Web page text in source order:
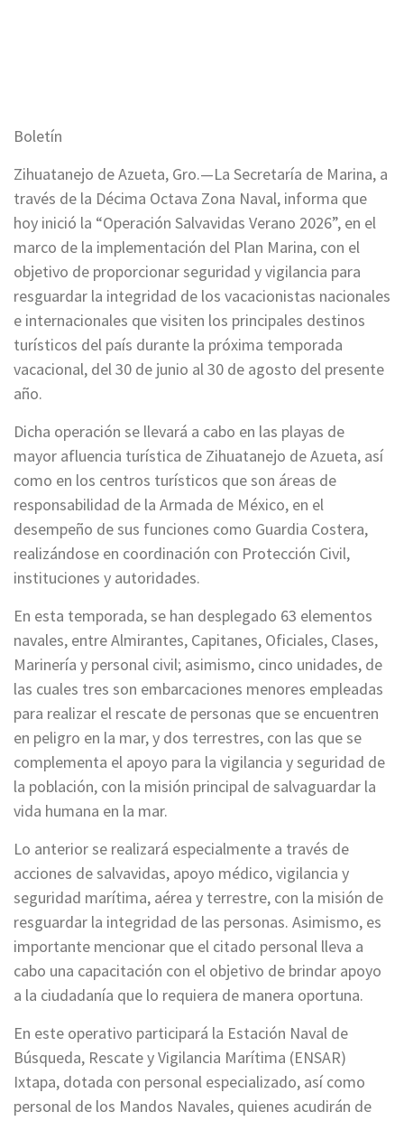
Boletín
Zihuatanejo de Azueta, Gro.—La Secretaría de Marina, a
través de la Décima Octava Zona Naval, informa que
hoy inició la “Operación Salvavidas Verano 2026”, en el
marco de la implementación del Plan Marina, con el
objetivo de proporcionar seguridad y vigilancia para
resguardar la integridad de los vacacionistas nacionales
e internacionales que visiten los principales destinos
turísticos del país durante la próxima temporada
vacacional, del 30 de junio al 30 de agosto del presente
año.
Dicha operación se llevará a cabo en las playas de
mayor afluencia turística de Zihuatanejo de Azueta, así
como en los centros turísticos que son áreas de
responsabilidad de la Armada de México, en el
desempeño de sus funciones como Guardia Costera,
realizándose en coordinación con Protección Civil,
instituciones y autoridades.
En esta temporada, se han desplegado 63 elementos
navales, entre Almirantes, Capitanes, Oficiales, Clases,
Marinería y personal civil; asimismo, cinco unidades, de
las cuales tres son embarcaciones menores empleadas
para realizar el rescate de personas que se encuentren
en peligro en la mar, y dos terrestres, con las que se
complementa el apoyo para la vigilancia y seguridad de
la población, con la misión principal de salvaguardar la
vida humana en la mar.
Lo anterior se realizará especialmente a través de
acciones de salvavidas, apoyo médico, vigilancia y
seguridad marítima, aérea y terrestre, con la misión de
resguardar la integridad de las personas. Asimismo, es
importante mencionar que el citado personal lleva a
cabo una capacitación con el objetivo de brindar apoyo
a la ciudadanía que lo requiera de manera oportuna.
En este operativo participará la Estación Naval de
Búsqueda, Rescate y Vigilancia Marítima (ENSAR)
Ixtapa, dotada con personal especializado, así como
personal de los Mandos Navales, quienes acudirán de